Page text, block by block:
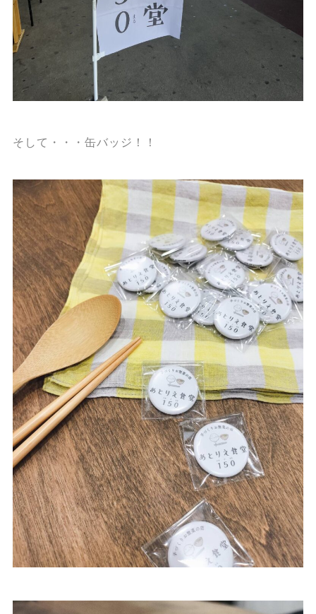
そして・・・缶バッジ！！